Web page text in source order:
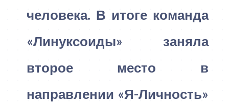
человека. В итоге команда
«Линуксоиды» заняла
второе место в
направлении «Я-Личность»